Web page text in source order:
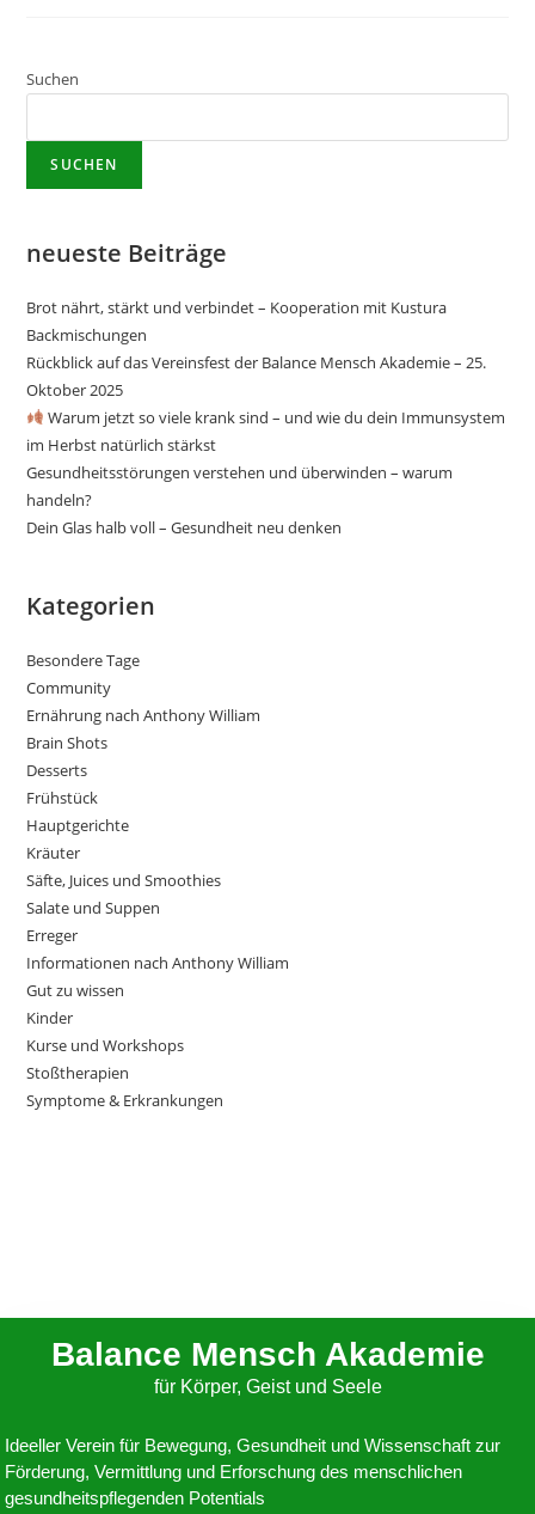
Suchen
SUCHEN
neueste Beiträge
Brot nährt, stärkt und verbindet – Kooperation mit Kustura
Backmischungen
Rückblick auf das Vereinsfest der Balance Mensch Akademie – 25.
Oktober 2025
Warum jetzt so viele krank sind – und wie du dein Immunsystem
im Herbst natürlich stärkst
Gesundheitsstörungen verstehen und überwinden – warum
handeln?
Dein Glas halb voll – Gesundheit neu denken
Kategorien
Besondere Tage
Community
Ernährung nach Anthony William
Brain Shots
Desserts
Frühstück
Hauptgerichte
Kräuter
Säfte, Juices und Smoothies
Salate und Suppen
Erreger
Informationen nach Anthony William
Gut zu wissen
Kinder
Kurse und Workshops
Stoßtherapien
Symptome & Erkrankungen
Balance Mensch Akademie
für Körper, Geist und Seele
Ideeller Verein für Bewegung, Gesundheit und Wissenschaft zur
Förderung, Vermittlung und Erforschung des menschlichen
gesundheitspflegenden Potentials